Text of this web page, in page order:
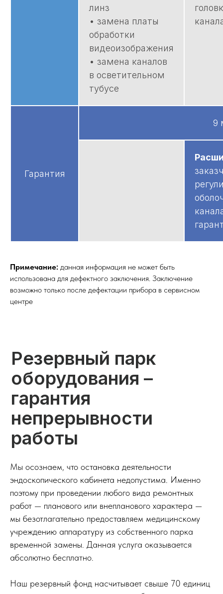
линз
• замена платы
обработки
видеоизображения
• замена каналов
в осветительном
тубусе
Гарантия
9
Примечание: данная информация не может быть
использована для дефектного заключения. Заключение
возможно только после дефектации прибора в сервисном
центре
Мы осознаем, что остановка деятельности
эндоскопического кабинета недопустима. Именно
поэтому при проведении любого вида ремонтных
работ — планового или внепланового характера —
мы безотлагательно предоставляем медицинскому
учреждению аппаратуру из собственного парка
временной замены. Данная услуга оказывается
абсолютно бесплатно.
Наш резервный фонд насчитывает свыше 70 единиц
Сертификат ISO
Добровольная сертификация
подтверждает, что дополнительные
характеристики продукции
соответствуют принятым
Открыть
полностью